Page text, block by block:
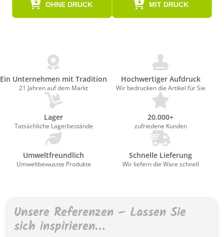
OHNE DRUCK MIT DRUCK
Ein Unternehmen mit Tradition
21 Jahren auf dem Markt
Hochwertiger Aufdruck
Wir bedrucken die Artikel für Sie
Lager
Tatsächliche Lagerbestände
20.000+
zufriedene Kunden
Umweltfreundlich
Umweltbewusste Produkte
Schnelle Lieferung
Wir liefern die Ware schnell
Unsere Referenzen – Lassen Sie
sich inspirieren…